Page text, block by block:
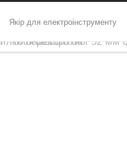
Якір для електроінструменту